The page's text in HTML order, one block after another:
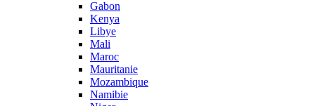
Gabon
Kenya
Libye
Mali
Maroc
Mauritanie
Mozambique
Namibie